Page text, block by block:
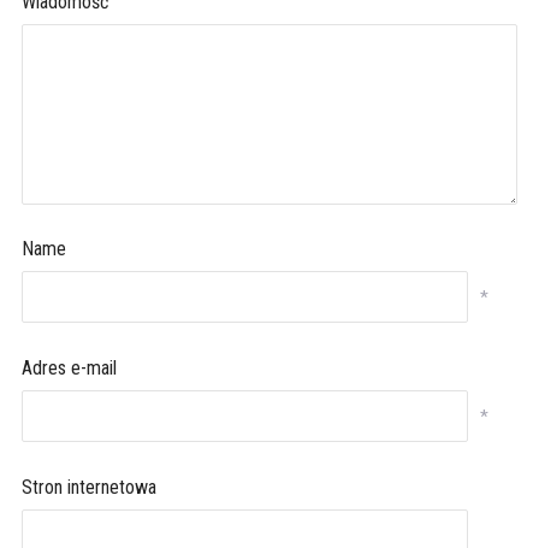
Name
*
Adres e-mail
*
Stron internetowa